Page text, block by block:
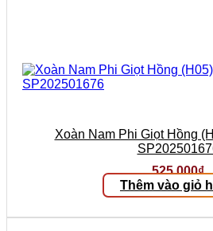
Xoàn Nam Phi Giọt Hồng
525.000₫
Thêm vào giỏ